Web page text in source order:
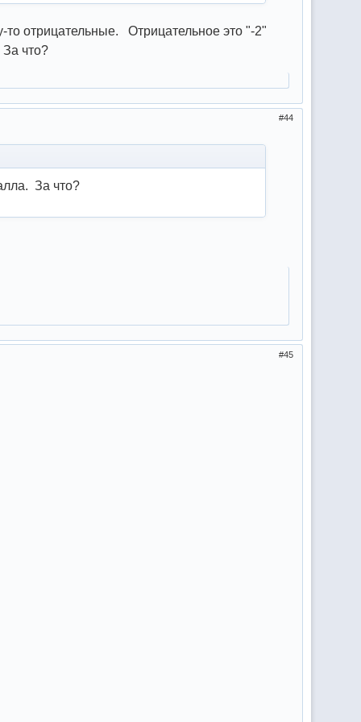
отрицательные. Отрицательное это "-2"
что?
44
За что?
45